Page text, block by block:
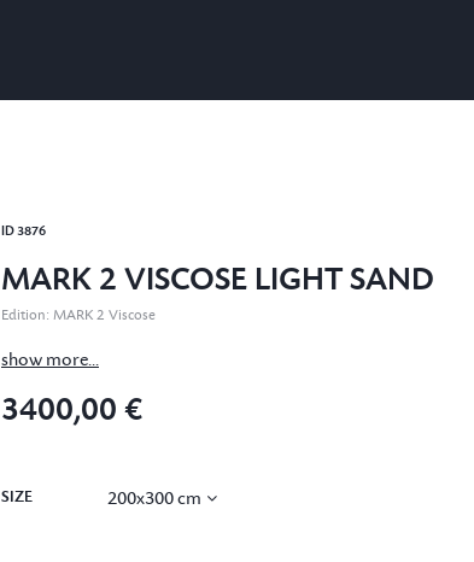
ID3876
MARK 2 VISCOSE LIGHT SAND
Edition: MARK 2 Viscose
show more...
3400,00 €
SIZE 200x300 cm